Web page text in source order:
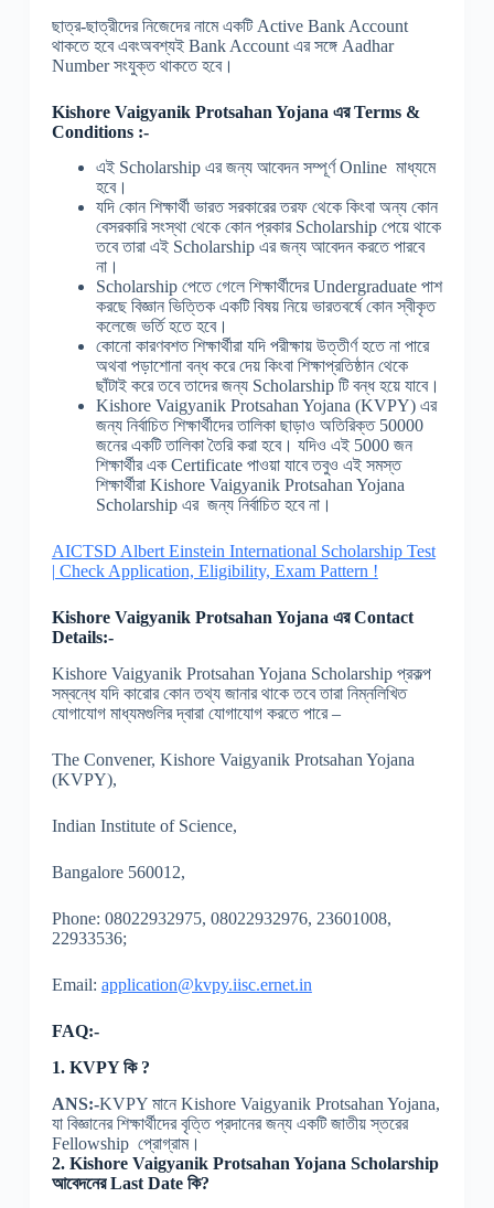
ছাত্র-ছাত্রীদের নিজেদের নামে একটি Active Bank Account
থাকতে হবে এবংঅবশ্যই Bank Account এর সঙ্গে Aadhar
Number সংযুক্ত থাকতে হবে।
Kishore Vaigyanik Protsahan Yojana এরTerms &
Conditions :-
এই Scholarship এর জন্য আবেদন সম্পূর্ণ Online মাধ্যমে
হবে।
যদি কোন শিক্ষার্থী ভারত সরকারের তরফ থেকে কিংবা অন্য কোন
বেসরকারি সংস্থা থেকে কোন প্রকার Scholarship পেয়ে থাকে
তবে তারা এই Scholarship এর জন্য আবেদন করতে পারবে
না।
Scholarship পেতে গেলে শিক্ষার্থীদের Undergraduate পাশ
করছে বিজ্ঞান ভিত্তিক একটি বিষয় নিয়ে ভারতবর্ষে কোন স্বীকৃত
কলেজে ভর্তি হতে হবে।
কোনো কারণবশত শিক্ষার্থীরা যদি পরীক্ষায় উত্তীর্ণ হতে না পারে
অথবা পড়াশোনা বন্ধ করে দেয় কিংবা শিক্ষাপ্রতিষ্ঠান থেকে
ছাঁটাই করে তবে তাদের জন্য Scholarship টি বন্ধ হয়ে যাবে।
Kishore Vaigyanik Protsahan Yojana (KVPY) এর
জন্য নির্বাচিত শিক্ষার্থীদের তালিকা ছাড়াও অতিরিক্ত 50000
জনের একটি তালিকা তৈরি করা হবে। যদিও এই 5000 জন
শিক্ষার্থীর এক Certificate পাওয়া যাবে তবুও এই সমস্ত
শিক্ষার্থীরা Kishore Vaigyanik Protsahan Yojana
Scholarship এর জন্য নির্বাচিত হবে না।
AICTSD Albert Einstein International Scholarship Test
| Check Application, Eligibility, Exam Pattern !
Kishore Vaigyanik Protsahan Yojana এর Contact
Details:-
Kishore Vaigyanik Protsahan Yojana Scholarship প্রকল্প
সম্বন্ধে যদি কারোর কোন তথ্য জানার থাকে তবে তারা নিম্নলিখিত
যোগাযোগ মাধ্যমগুলির দ্বারা যোগাযোগ করতে পারে –
The Convener, Kishore Vaigyanik Protsahan Yojana
(KVPY),
Indian Institute of Science,
Bangalore 560012,
Phone: 08022932975, 08022932976, 23601008,
22933536;
Email: application@kvpy.iisc.ernet.in
FAQ:-
1. KVPY কি ?
ANS:-KVPY মানে Kishore Vaigyanik Protsahan Yojana,
যা বিজ্ঞানের শিক্ষার্থীদের বৃত্তি প্রদানের জন্য একটি জাতীয় স্তরের
Fellowship প্রোগ্রাম।
2. Kishore Vaigyanik Protsahan Yojana Scholarship
আবেদনের Last Date কি?